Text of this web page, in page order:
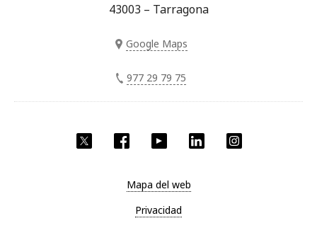
Twitter Facebook YouTube LinkedIn
43003 – Tarragona
Google Maps
977 29 79 75
Mapa del web
Privacidad